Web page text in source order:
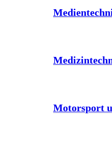
Motorsport